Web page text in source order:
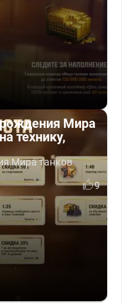
Мира
технику,
Мира танков
9